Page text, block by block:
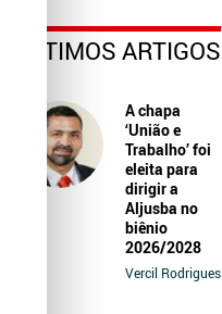
ÚLTIMOS ARTIGOS
A chapa
‘União e
Trabalho’ foi
eleita para
dirigir a
Aljusba no
biênio
2026/2028
Vercil Rodrigues